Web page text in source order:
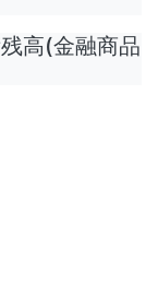
高(金融商品